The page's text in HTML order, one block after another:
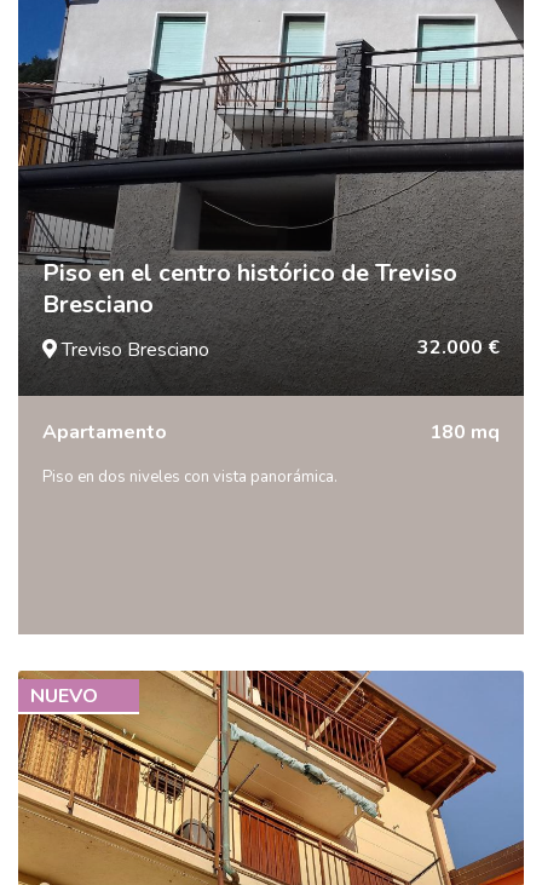
Piso en el centro histórico de Treviso
Bresciano
Treviso Bresciano 32.000 €
Apartamento 180 mq
Piso en dos niveles con vista panorámica.
NUEVO